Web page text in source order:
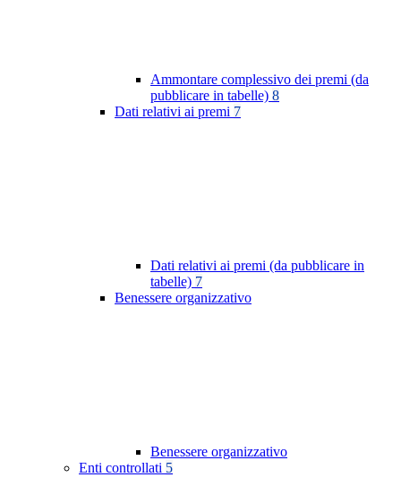
Ammontare complessivo dei premi (da
pubblicare in tabelle) 8
Dati relativi ai premi 7
Dati relativi ai premi (da pubblicare in
tabelle) 7
Benessere organizzativo
Benessere organizzativo
Enti controllati 5